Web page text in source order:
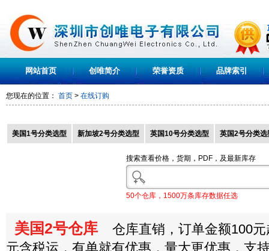
网站首页 创唯简介 荣誉资质 品牌索引
您现在的位置： 首页 > 在线订购
美国1号分类选型 新加坡2号分类选型 英国10号分类选型 英国2号分类选
搜索查看价格，货期，PDF，及最新库存
50个仓库，1500万条库存数据任选
美国2号仓库 仓库直销，订单金额100元
元含税运，有单就有优惠，量大更优惠，支